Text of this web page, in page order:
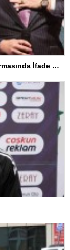
Silivri Belediye Başkanı Yolsuzluk Soruşturmasında İfade Verdi